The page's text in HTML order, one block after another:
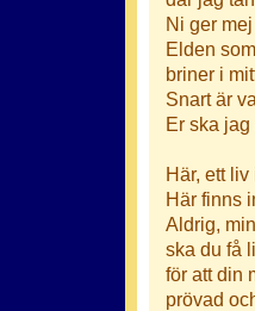
Ni ger
Elden
briner i
Snart är
Er ska
Här, ett
Här finns
Aldrig,
ska du få
för att din
prövad